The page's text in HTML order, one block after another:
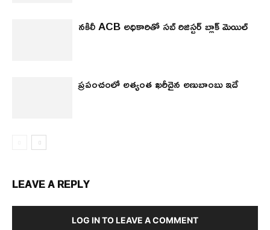
నకిలీ ACB అధికారితో సబ్ రిజిస్టర్ బ్లాక్ మెయిల్
ప్రపంచంలో అత్యంత ఖరీదైన అణుబాంబు ఇదే
LEAVE A REPLY
LOG IN TO LEAVE A COMMENT